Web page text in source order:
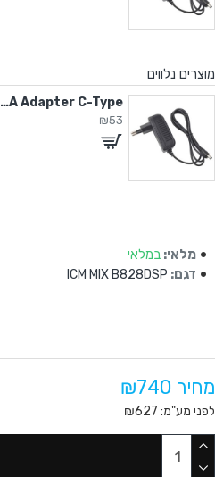
מוצרים נלווים
5V / 2A Adapter C-Type
₪53
מלאי: במלאי
דגם: ICM MIX B828DSP
מחיר ₪740
לפני מע"מ: ₪627